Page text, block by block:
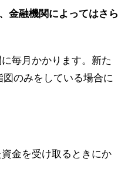
金融機関によってはさら
毎月かかります。新た
のみをしている場合に
金を受け取るときにか